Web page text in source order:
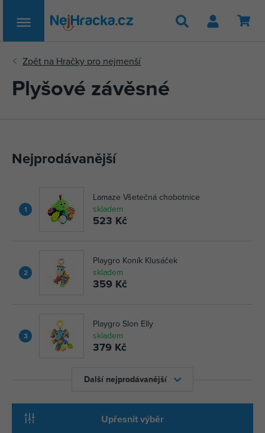
Hledat
Plyšové závěsné
Nejprodávanější
1
Lamaze Všetečná chobotnice
skladem
523 Kč
2
Playgro Koník Klusáček
skladem
359 Kč
3
Playgro Slon Elly
skladem
379 Kč
Další nejprodávanější
Upřesnit výběr